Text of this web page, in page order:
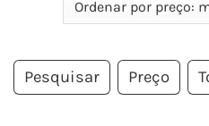
Pesquisar Preço